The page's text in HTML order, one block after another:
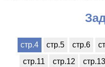
стр.4 стр.5 стр.6
стр.11
стр.12 стр.13